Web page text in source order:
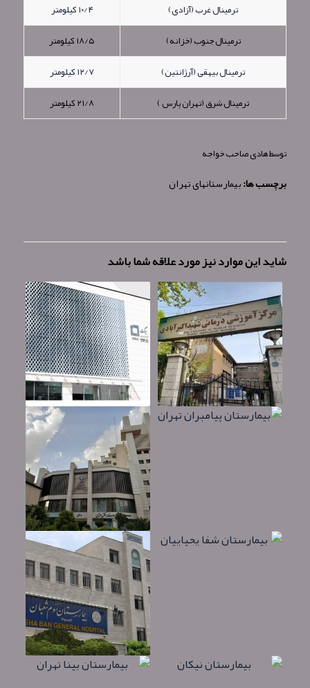
ترمینال غرب (آزادی)
۱۰/۴ کیلومتر
ترمینال جنوب (خزانه)
۱۸/۵ کیلومتر
ترمینال بیهقی (آرژانتین)
۱۲/۷ کیلومتر
ترمینال شرق (تهران پارس )
۲۱/۸ کیلومتر
توسطهادی صاحب خواجه
برچسب ها:بیمارستانهای تهران
شاید این موارد نیز مورد علاقه شما باشد